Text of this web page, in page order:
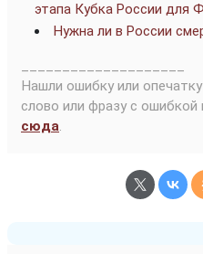
этапа Кубка России для
Нужна ли в России
Нашли ошибку или
слово или фразу с ошибкой
сюда.